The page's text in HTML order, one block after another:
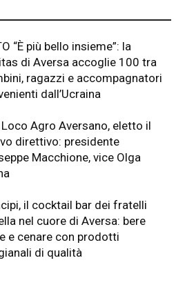
“È più bello insieme”: la
di Aversa accoglie 100 tra
ragazzi e accompagnatori
dall’Ucraina
Agro Aversano, eletto il
direttivo: presidente
Macchione, vice Olga
il cocktail bar dei fratelli
nel cuore di Aversa: bere
e cenare con prodotti
di qualità